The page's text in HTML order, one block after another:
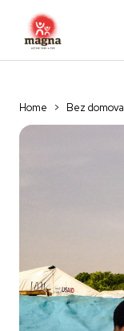
Home > Bez domova